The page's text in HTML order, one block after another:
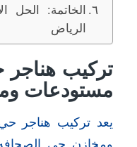
الخاتمة: الحل
الرياض
تركيب
مستودعات
يعد تركيب هناجر
ومخازن حي